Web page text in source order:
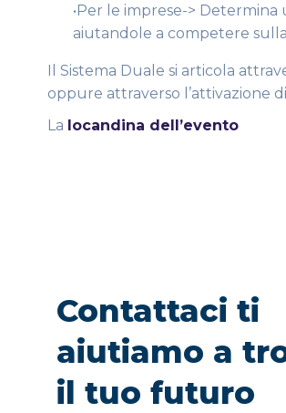
•Per le imprese->
aiutandole a competere
Il Sistema Duale si articola
oppure attraverso l’attivazione
La locandina dell’evento
Contattaci ti
aiutiamo a
il tuo futuro